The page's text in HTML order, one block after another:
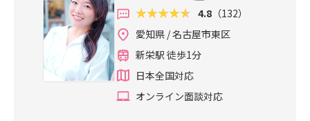
4.8 （132）
愛知県 / 名古屋市東区
新栄駅 徒歩1分
日本全国対応
オンライン面談対応